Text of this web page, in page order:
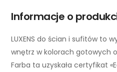
Informacje o
LUXENS do ścian i sufitów to
wnętrz w kolorach gotowych
Farba ta uzyskała certyfikat